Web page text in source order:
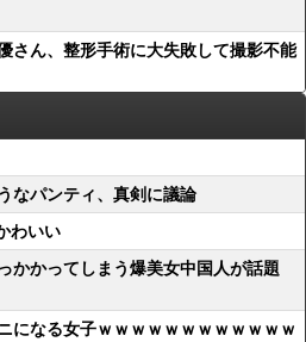
さん、整形手術に大失敗して撮影不能
なパンティ、真剣に議論
わいい
かかってしまう爆美女中国人が話題
になる女子ｗｗｗｗｗｗｗｗｗｗｗｗ